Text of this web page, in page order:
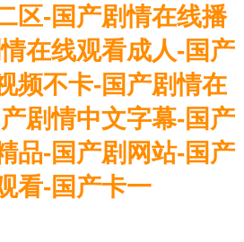
区-国产剧情在线播
在线观看成人-国产
频不卡-国产剧情在
剧情中文字幕-国产
品-国产剧网站-国产
看-国产卡一